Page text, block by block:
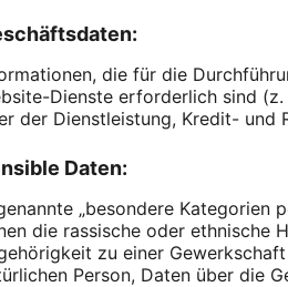
die für die
Dienste erforderlich sind
der Dienstleistung, Kredit- und
Daten:
„besondere Kategorien
die rassische oder ethnische
zu einer
Person, Daten über die